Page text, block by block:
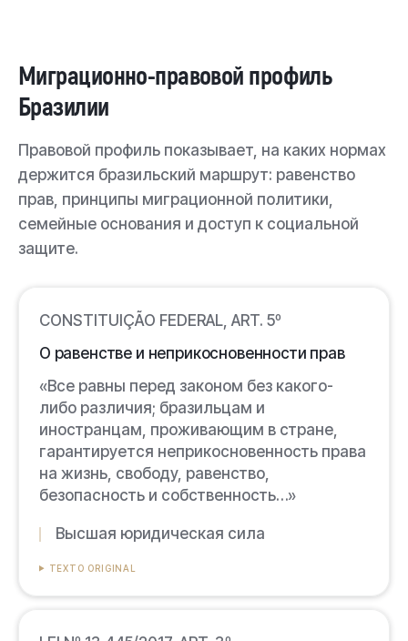
Миграционно-правовой профиль
Бразилии
Правовой профиль показывает, на каких нормах
держится бразильский маршрут: равенство
прав, принципы миграционной политики,
семейные основания и доступ к социальной
защите.
CONSTITUIÇÃO FEDERAL, ART. 5º
О равенстве и неприкосновенности прав
«Все равны перед законом без какого-
либо различия; бразильцам и
иностранцам, проживающим в стране,
гарантируется неприкосновенность права
на жизнь, свободу, равенство,
безопасность и собственность…»
Высшая юридическая сила
TEXTO ORIGINAL